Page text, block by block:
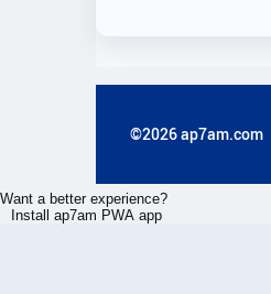
©2026 ap7am.com
Want a better experience?
Install ap7am PWA app